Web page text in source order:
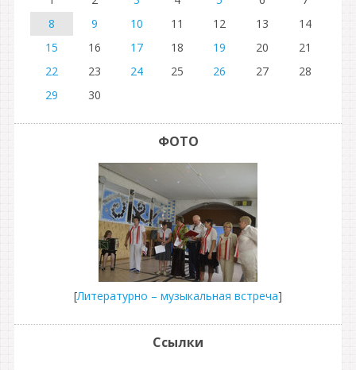
8
9 10 11 12 13
14
15
16 17 18 19 20
21
22
23 24 25 26 27
28
29
30
ФОТО
[Литературно – музыкальная встреча]
Ссылки